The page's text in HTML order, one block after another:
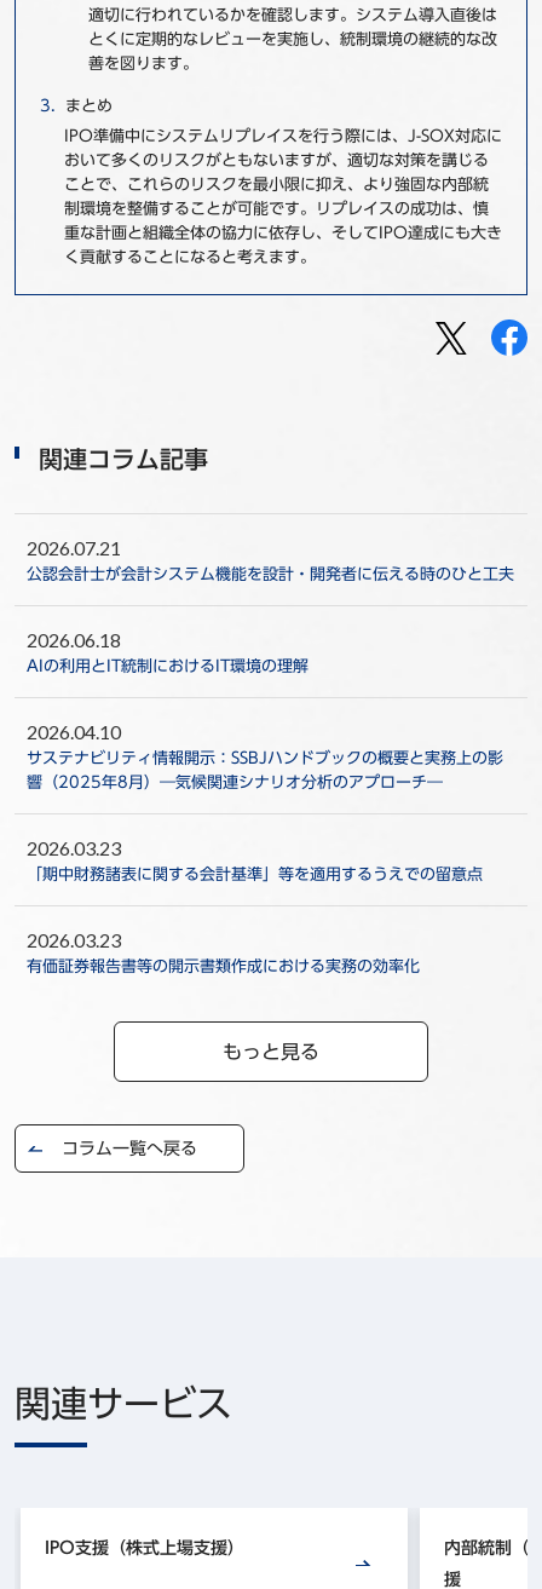
適切に行われているかを確認します。システム導入直後は
とくに定期的なレビューを実施し、統制環境の継続的な改
善を図ります。
まとめ
IPO準備中にシステムリプレイスを行う際には、J-SOX対応に
おいて多くのリスクがともないますが、適切な対策を講じる
ことで、これらのリスクを最小限に抑え、より強固な内部統
制環境を整備することが可能です。リプレイスの成功は、慎
重な計画と組織全体の協力に依存し、そしてIPO達成にも大き
く貢献することになると考えます。
関連コラム記事
2026.07.21
公認会計士が会計システム機能を設計・開発者に伝える時のひと工夫
2026.06.18
AIの利用とIT統制におけるIT環境の理解
2026.04.10
サステナビリティ情報開示：SSBJハンドブックの概要と実務上の影
響（2025年8月）―気候関連シナリオ分析のアプローチ―
2026.03.23
「期中財務諸表に関する会計基準」等を適用するうえでの留意点
2026.03.23
有価証券報告書等の開示書類作成における実務の効率化
もっと見る
コラム一覧へ戻る
関連サービス
IPO支援（株式上場支援）
内部統制（
援